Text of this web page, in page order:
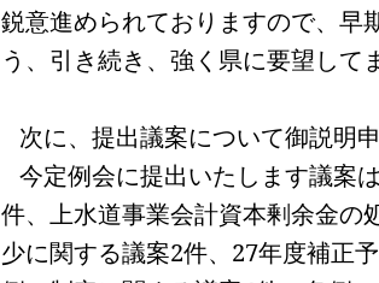
鋭意進められておりますので、早
う、引き続き、強く県に要望して
次に、提出議案について御説明
今定例会に提出いたします議案
件、上水道事業会計資本剰余金の
少に関する議案2件、 27年度補正